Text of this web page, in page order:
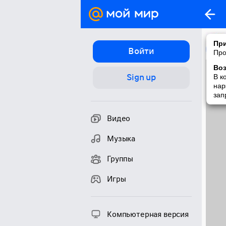
В
Войти
Sign up
Видео
Музыка
Группы
Игры
Компьютерная версия